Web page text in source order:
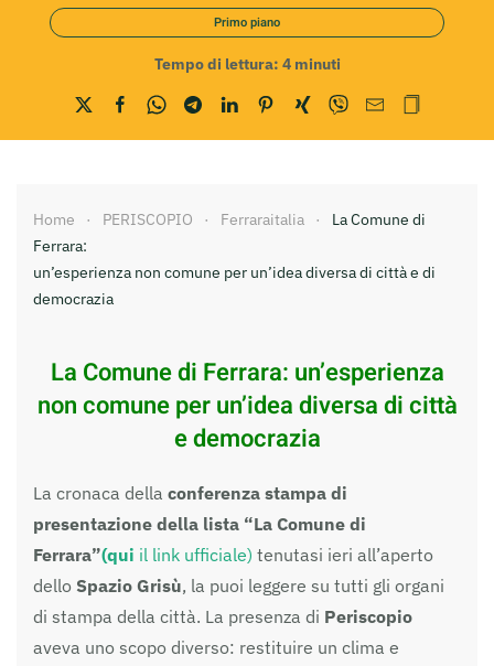
Primo piano
Tempo di lettura: 4 minuti
Home PERISCOPIO Ferraraitalia
La Comune di
Ferrara:
un’esperienza non comune per un’idea diversa di città e di
democrazia
La Comune di Ferrara: un’esperienza
non comune per un’idea diversa di città
e democrazia
La cronaca della conferenza stampa di
presentazione della lista “La Comune di
Ferrara”(qui il link ufficiale) tenutasi ieri all’aperto
dello Spazio Grisù, la puoi leggere su tutti gli organi
di stampa della città. La presenza di Periscopio
aveva uno scopo diverso: restituire un clima e